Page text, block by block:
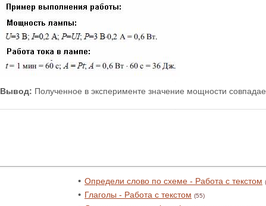
Вывод: Полученное в эксперименте значение мощности
• Определи слово по схеме - Работа с текстом
• Глаголы - Работа с текстом (55)